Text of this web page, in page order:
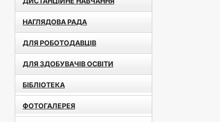
НАГЛЯДОВА РАДА
ДЛЯ РОБОТОДАВЦІВ
ДЛЯ ЗДОБУВАЧІВ ОСВІТИ
БІБЛІОТЕКА
ФОТОГАЛЕРЕЯ